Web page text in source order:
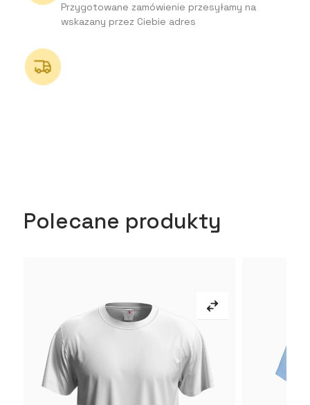
Przygotowane zamówienie przesyłamy na
wskazany przez Ciebie adres
Polecane produkty